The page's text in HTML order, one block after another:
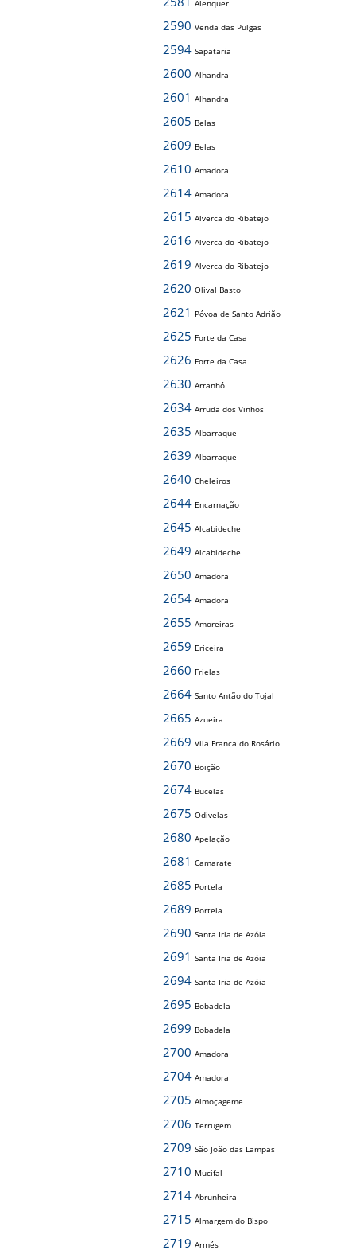
Alenquer
2590 Venda das Pulgas
2594 Sapataria
2600 Alhandra
2601 Alhandra
2605 Belas
2609 Belas
2610 Amadora
2614 Amadora
2615 Alverca do Ribatejo
2616 Alverca do Ribatejo
2619 Alverca do Ribatejo
2620 Olival Basto
2621 Póvoa de Santo Adrião
2625 Forte da Casa
2626 Forte da Casa
2630 Arranhó
2634 Arruda dos Vinhos
2635 Albarraque
2639 Albarraque
2640 Cheleiros
2644 Encarnação
2645 Alcabideche
2649 Alcabideche
2650 Amadora
2654 Amadora
2655 Amoreiras
2659 Ericeira
2660 Frielas
2664 Santo Antão do Tojal
2665 Azueira
2669 Vila Franca do Rosário
2670 Boição
2674 Bucelas
2675 Odivelas
2680 Apelação
2681 Camarate
2685 Portela
2689 Portela
2690 Santa Iria de Azóia
2691 Santa Iria de Azóia
2694 Santa Iria de Azóia
2695 Bobadela
2699 Bobadela
2700 Amadora
2704 Amadora
2705 Almoçageme
2706 Terrugem
2709 São João das Lampas
2710 Mucifal
2714 Abrunheira
2715 Almargem do Bispo
2719 Armés